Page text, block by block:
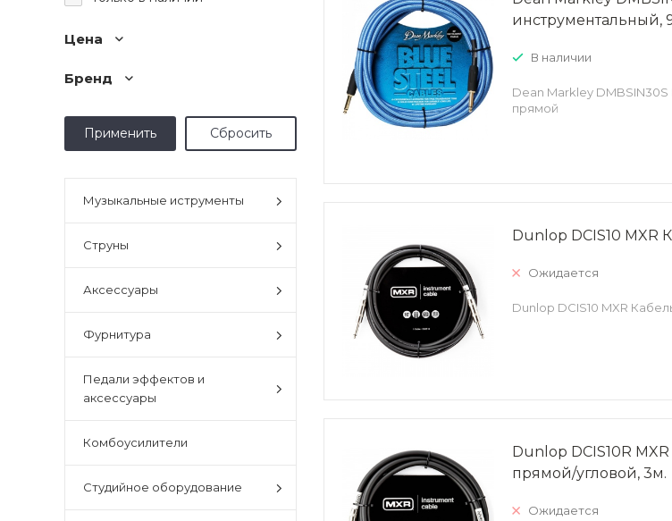
Цена
Бренд
Музыкальные иструменты
Струны
Аксессуары
Фурнитура
Педали эффектов и
аксессуары
Комбоусилители
Студийное оборудование
инструментальный,
В наличии
Dean Markley
прямой
Dunlop DCIS10 MXR
Ожидается
Dunlop DCIS10 MXR
Dunlop DCIS10R
прямой/угловой, 3м.
Ожидается